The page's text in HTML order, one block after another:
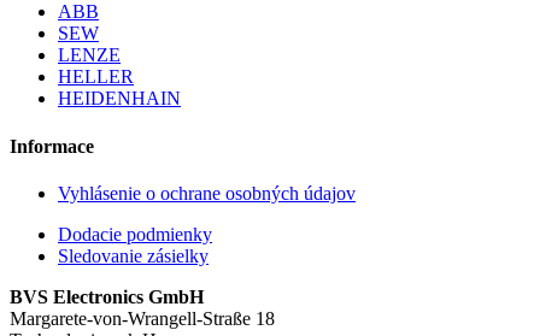
ABB
SEW
LENZE
HELLER
HEIDENHAIN
Informace
Vyhlásenie o ochrane osobných údajov
Dodacie podmienky
Sledovanie zásielky
BVS Electronics GmbH
Margarete-von-Wrangell-Straße 18